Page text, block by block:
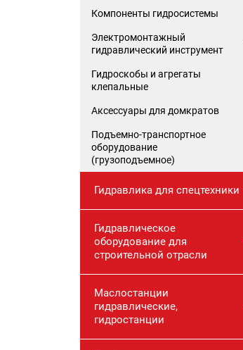
Компоненты гидросистемы
Электромонтажный
гидравлический инструмент
Гидроскобы и агрегаты
клепальные
Аксессуары для домкратов
Подъемно-транспортное
оборудование
(грузоподъемное)
Гидравлика для спецтехники
Гидравлическое
оборудование для
строительной отрасли
Маслостанции
гидравлические,
гидростанции